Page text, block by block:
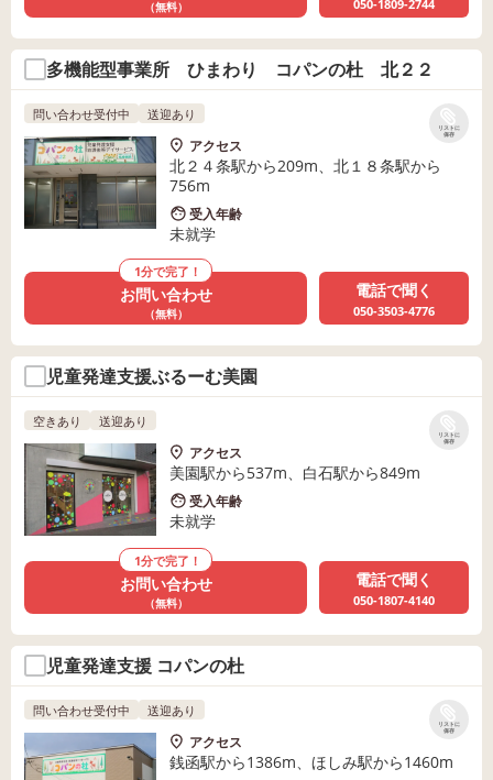
（無料） 050-1809-2744
多機能型事業所 ひまわり コパンの杜 北２２
リストに
保存
問い合わせ受付中 送迎あり
アクセス
北２４条駅から209m、北１８条駅から
756m
受入年齢
未就学
1分で完了！
お問い合わせ
（無料）
電話で聞く
050-3503-4776
児童発達支援ぶるーむ美園
リストに
保存
空きあり 送迎あり
アクセス
美園駅から537m、白石駅から849m
受入年齢
未就学
1分で完了！
お問い合わせ
（無料）
電話で聞く
050-1807-4140
児童発達支援 コパンの杜
リストに
保存
問い合わせ受付中 送迎あり
アクセス
銭函駅から1386m、ほしみ駅から1460m